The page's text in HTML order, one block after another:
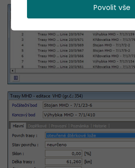
Povolit vše